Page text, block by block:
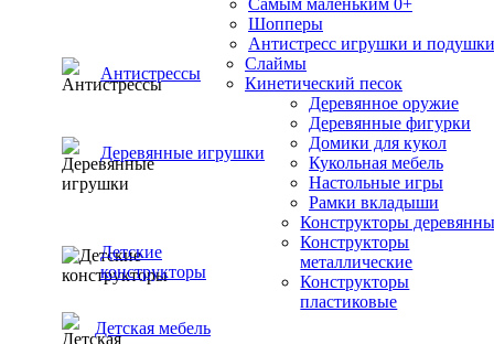
Самым маленьким 0+
Шопперы
Антистресс игрушки и подушки
Антистрессы
Слаймы
Кинетический песок
Деревянные игрушки
Деревянное оружие
Деревянные фигурки
Домики для кукол
Кукольная мебель
Настольные игры
Рамки вкладыши
Детские
конструкторы
Конструкторы
Конструкторы
металлические
Конструкторы
пластиковые
Детская мебель